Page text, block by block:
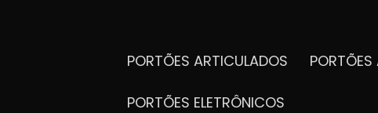
PORTÕES ARTICULADOS
PORTÕES ELETRÔNICOS